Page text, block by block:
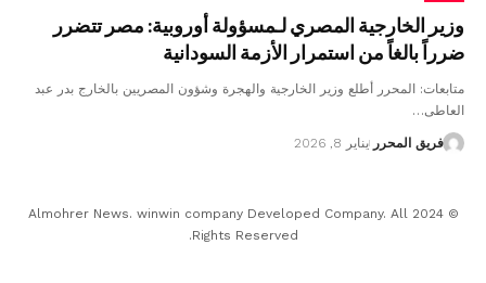
وزير الخارجية المصري لـمسؤولة أوروبية: مصر تتضرر
ضرراً بالغاً من استمرار الأزمة السودانية
متابعات: المحرر أطلع وزير الخارجية والهجرة وشؤون المصريين بالخارج بدر عبد
العاطى…
فريق المحرر يناير 8, 2026
© 2024 Almohrer News. winwin company Developed Company. All
Rights Reserved.